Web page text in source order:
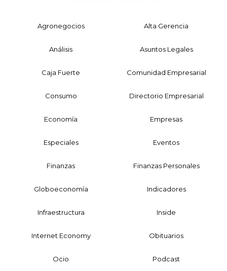
Agronegocios Alta Gerencia
Análisis Asuntos Legales
Caja Fuerte Comunidad Empresarial
Consumo Directorio Empresarial
Economía Empresas
Especiales Eventos
Finanzas Finanzas Personales
Globoeconomía Indicadores
Infraestructura Inside
Internet Economy Obituarios
Ocio Podcast